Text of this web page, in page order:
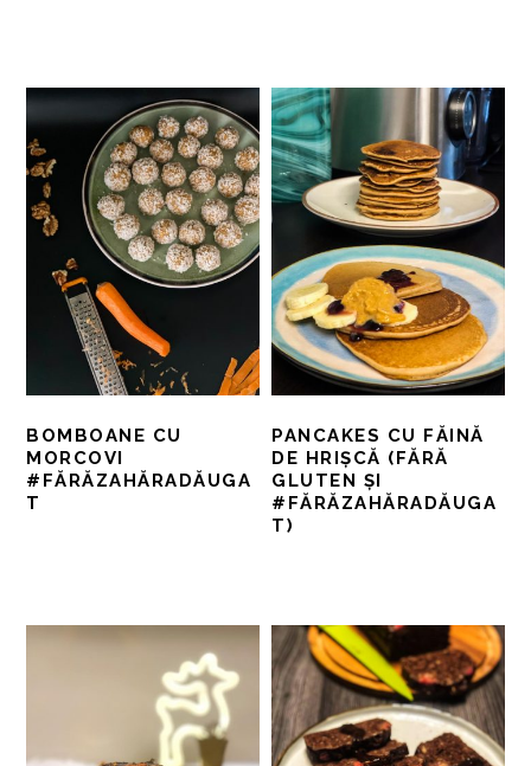
BOMBOANE CU
MORCOVI
#FĂRĂZAHĂRADĂUGA
T
PANCAKES CU FĂINĂ
DE HRIȘCĂ (FĂRĂ
GLUTEN ȘI
#FĂRĂZAHĂRADĂUGA
T)